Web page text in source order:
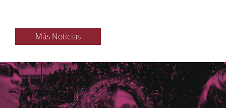
Más Noticias